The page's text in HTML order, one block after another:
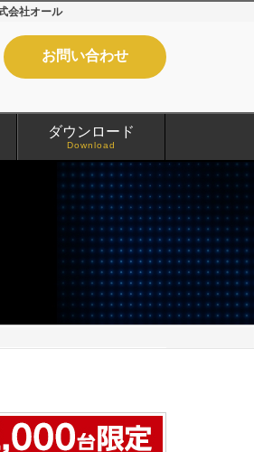
会社オール
お問い合わせ
ダウンロード
Download